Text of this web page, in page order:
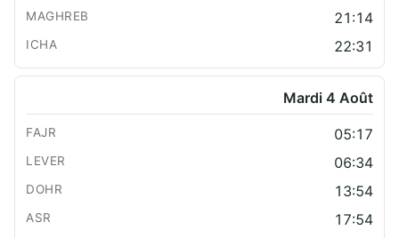
21:14
22:31
Mardi 4 Août
05:17
06:34
13:54
17:54